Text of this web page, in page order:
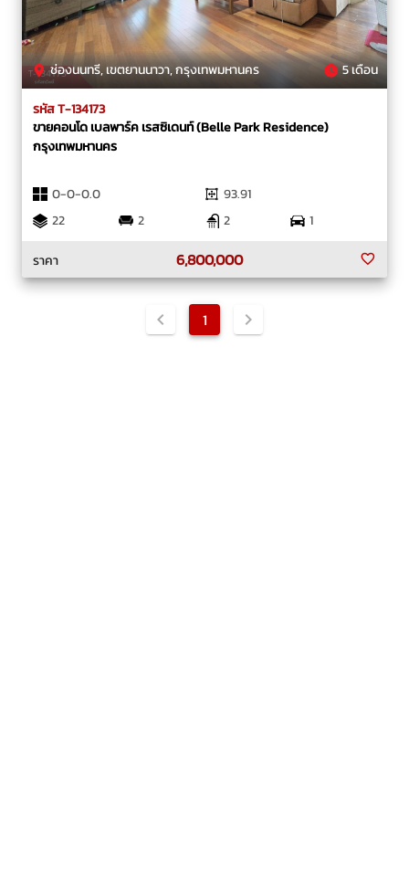
ช่องนนทรี, เขตยานนาวา, กรุงเทพมหานคร 5 เดือน
รหัส T-134173
ขายคอนโด เบลพาร์ค เรสซิเดนท์ (Belle Park Residence)
กรุงเทพมหานคร
0-0-0.0
93.91
22
2 2
1
ราคา
6,800,000
1